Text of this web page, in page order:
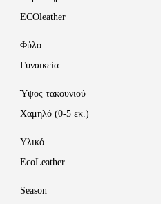
ECOleather
Φύλο
Γυναικεία
Ύψος τακουνιού
Χαμηλό (0-5 εκ.)
Υλικό
EcoLeather
Season